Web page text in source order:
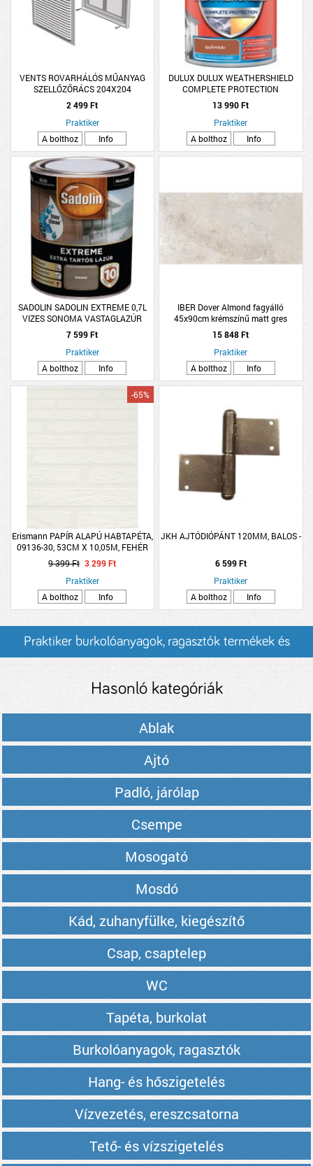
VENTS ROVARHÁLÓS MŰANYAG
SZELLŐZŐRÁCS 204X204
2 499 Ft
Praktiker
A bolthoz
Info
DULUX DULUX WEATHERSHIELD
COMPLETE PROTECTION
HOMLOKZAT FESTÉK 4,5L
GYÖMBÉR
13 990 Ft
Praktiker
A bolthoz
Info
SADOLIN SADOLIN EXTREME 0,7L
VIZES SONOMA VASTAGLAZÚR
7 599 Ft
Praktiker
A bolthoz
Info
IBER Dover Almond fagyálló
45x90cm krémszínű matt gres
padlólap
15 848 Ft
Praktiker
A bolthoz
Info
Erismann PAPÍR ALAPÚ HABTAPÉTA,
09136-30, 53CM X 10,05M, FEHÉR
TÉGLA
-65%
9 399 Ft 3 299 Ft
Praktiker
A bolthoz
Info
JKH AJTÓDIÓPÁNT 120MM, BALOS -
6 599 Ft
Praktiker
A bolthoz
Info
Praktiker burkolóanyagok, ragasztók termékek és
árak
Hasonló kategóriák
Ablak
Ajtó
Padló, járólap
Csempe
Mosogató
Mosdó
Kád, zuhanyfülke, kiegészítő
Csap, csaptelep
WC
Tapéta, burkolat
Burkolóanyagok, ragasztók
Hang- és hőszigetelés
Vízvezetés, ereszcsatorna
Tető- és vízszigetelés